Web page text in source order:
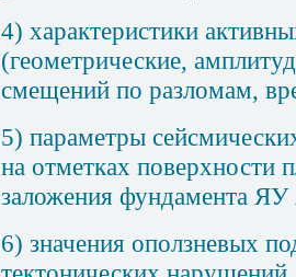
4) характеристики
(геометрические,
смещений по разломам,
5) параметры
на отметках поверхности
заложения фундамента
6) значения оползневых